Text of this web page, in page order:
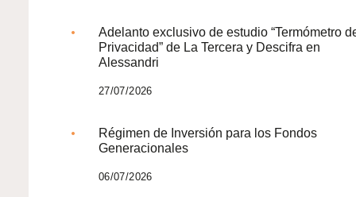
Adelanto exclusivo de estudio “Termómetro
Privacidad” de La Tercera y Descifra en
Alessandri
27/07/2026
Régimen de Inversión para los Fondos
Generacionales
06/07/2026